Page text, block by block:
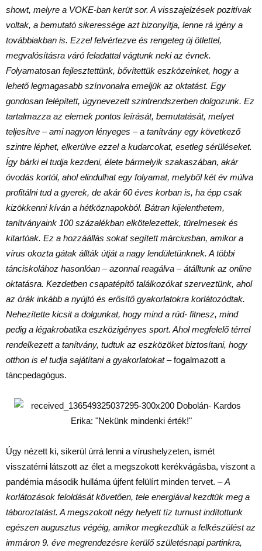
showt, melyre a VOKE-ban kerüt sor. A visszajelzések pozitívak
voltak, a bemutató sikeressége azt bizonyítja, lenne rá igény a
továbbiakban is. Ezzel felvértezve és rengeteg új ötlettel,
megvalósításra váró feladattal vágtunk neki az évnek.
Folyamatosan fejlesztettünk, bővítettük eszközeinket, hogy a
lehető legmagasabb színvonalra emeljük az oktatást. Egy
gondosan felépített, úgynevezett szintrendszerben dolgozunk. Ez
tartalmazza az elemek pontos leírását, bemutatását, melyet
teljesítve – ami nagyon lényeges – a tanítvány egy következő
szintre léphet, elkerülve ezzel a kudarcokat, esetleg sérüléseket.
Így bárki el tudja kezdeni, élete bármelyik szakaszában, akár
óvodás kortól, ahol elindulhat egy folyamat, melyből két év múlva
profitálni tud a gyerek, de akár 60 éves korban is, ha épp csak
kizökkenni kíván a hétköznapokból. Bátran kijelenthetem,
tanítványaink 100 százalékban elkötelezettek, türelmesek és
kitartóak. Ez a hozzáállás sokat segített márciusban, amikor a
vírus okozta gátak állták útját a nagy lendületünknek. A többi
tánciskolához hasonlóan – azonnal reagálva – átálltunk az online
oktatásra. Kezdetben csapatépítő találkozókat szerveztünk, ahol
az órák inkább a nyújtó és erősítő gyakorlatokra korlátozódtak.
Nehezítette kicsit a dolgunkat, hogy mind a rúd- fitnesz, mind
pedig a légakrobatika eszközigényes sport. Ahol megfelelő térrel
rendelkezett a tanítvány, tudtuk az eszközöket biztosítani, hogy
otthon is el tudja sajátítani a gyakorlatokat– fogalmazott a
táncpedagógus.
Úgy nézett ki, sikerül úrrá lenni a vírushelyzeten, ismét
visszatérni látszott az élet a megszokott kerékvágásba, viszont a
pandémia második hulláma újfent felülírt minden tervet. –A
korlátozások feloldását követően, tele energiával kezdtük meg a
táboroztatást. A megszokott négy helyett tíz turnust indítottunk
egészen augusztus végéig, amikor megkezdtük a felkészülést az
immáron 9. éve megrendezésre kerülő születésnapi partinkra,